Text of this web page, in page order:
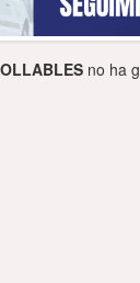
no ha